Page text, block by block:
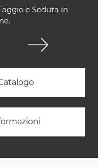
e Seduta in